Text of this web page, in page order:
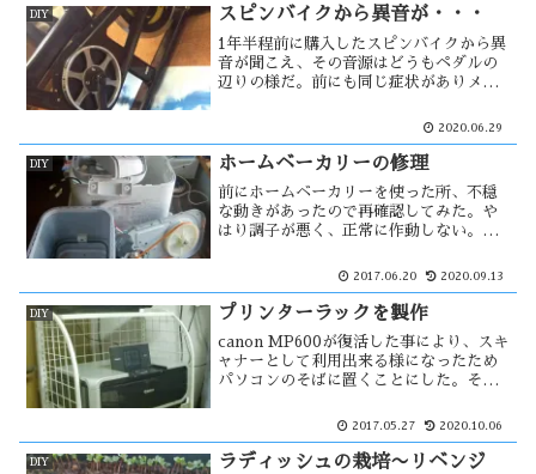
DIY スピンバイクから異音が・・・
1年半程前に購入したスピンバイクから異
音が聞こえ、その音源はどうもペダルの
辺りの様だ。前にも同じ症状がありメー
むと音が出るらしい。それ以来、音が出
は違う感じがする・・・
2020.06.29
DIY ホームベーカリーの修理
前にホームベーカリーを使った所、不穏
な動きがあったので再確認してみた。や
はり調子が悪く、正常に作動しない。そ
事にした。ただ、素人の自分が安易に出
を探した。そして・・・
2017.06.20 2020.09.13
DIY プリンターラックを製作
canon MP600が復活した事により、スキ
ャナーとして利用出来る様になったため
パソコンのそばに置くことにした。その
は言っても、廃品利用のプリンターラッ
2017.05.27 2020.10.06
DIY ラディッシュの栽培〜リベンジ